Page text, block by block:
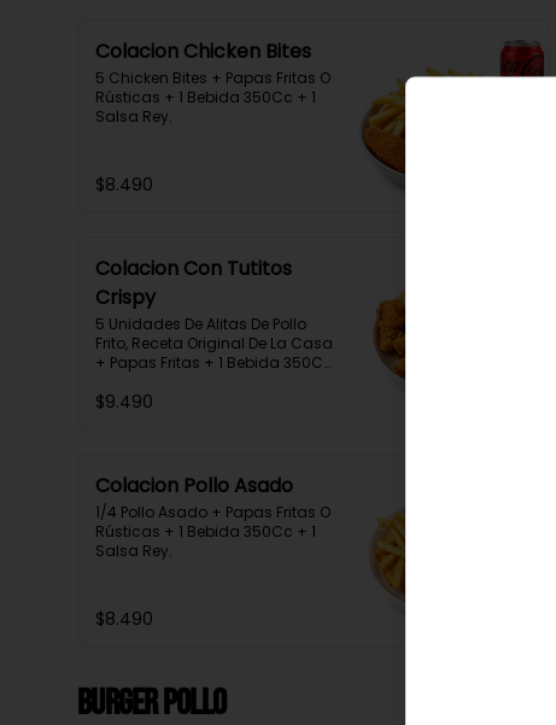
Colacion Chicken Bites
5 Chicken Bites + Papas Fritas O
Rústicas + 1 Bebida 350Cc + 1
Salsa Rey.
$8.490
Colacion Con Tutitos
Crispy
5 Unidades De Alitas De Pollo
Frito, Receta Original De La Casa
+ Papas Fritas + 1 Bebida 350Cc
$9.490
Colacion Pollo Asado
1/4 Pollo Asado + Papas Fritas O
Rústicas + 1 Bebida 350Cc + 1
Salsa Rey.
$8.490
Burger Pollo